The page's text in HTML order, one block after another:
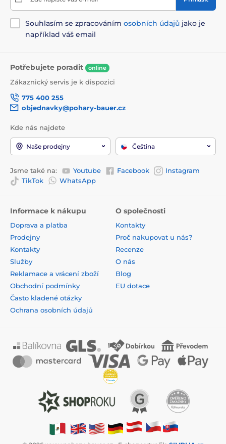
Souhlasím se zpracováním osobních údajů jako je
například váš email
Potřebujete poradit online
Zákaznický servis je k dispozici
775 400 255
objednavky@pohary-bauer.cz
Kde nás najdete
Naše prodejny Čeština
Jsme také na: Youtube Facebook
Instagram
TikTok
WhatsApp
Informace k nákupu
Doprava a platba
Prodejny
Kontakty
Služby
Reklamace a vrácení zboží
Obchodní podmínky
Často kladené otázky
Ochrana osobních údajů
O společnosti
Kontakty
Proč nakupovat u nás?
Recenze
O nás
Blog
EU dotace